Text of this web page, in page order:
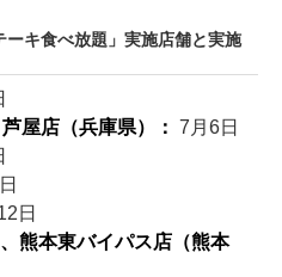
キ食べ放題」実施店舗と実施
屋店（兵庫県）： 7月6日
日
熊本東バイパス店（熊本